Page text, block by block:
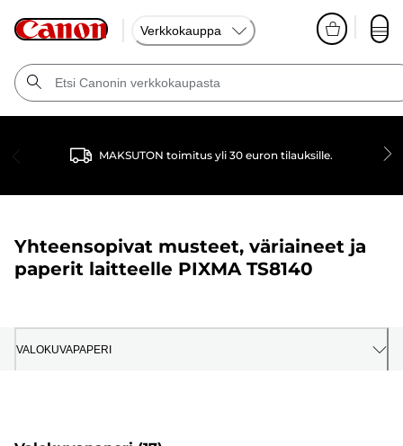
Verkkokauppa
MAKSUTON toimitus yli 30 euron tilauksille.
Yhteensopivat musteet, väriaineet ja
paperit laitteelle PIXMA TS8140
VALOKUVAPAPERI